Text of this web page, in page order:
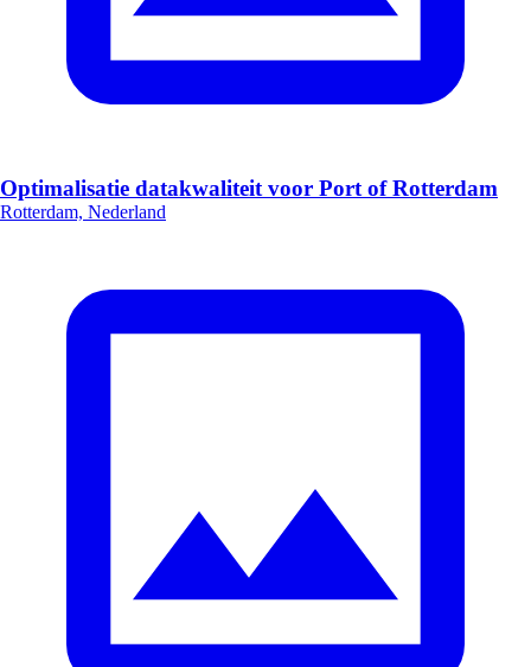
Optimalisatie datakwaliteit voor Port of Rotterdam
Rotterdam, Nederland